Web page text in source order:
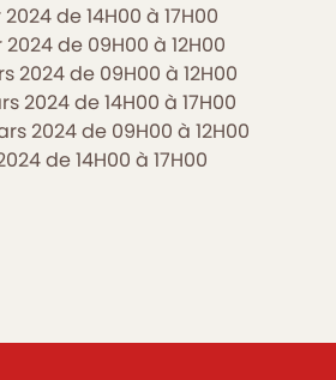
de 14H00 à 17H00
de 09H00 à 12H00
2024 de 09H00 à 12H00
2024 de 14H00 à 17H00
2024 de 09H00 à 12H00
de 14H00 à 17H00